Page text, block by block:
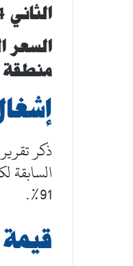
الثاني 2024
منطقة
ذكر
91%.